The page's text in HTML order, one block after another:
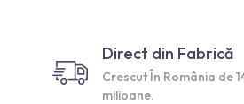
Direct din Fabrică
Crescut În România de
milioane.